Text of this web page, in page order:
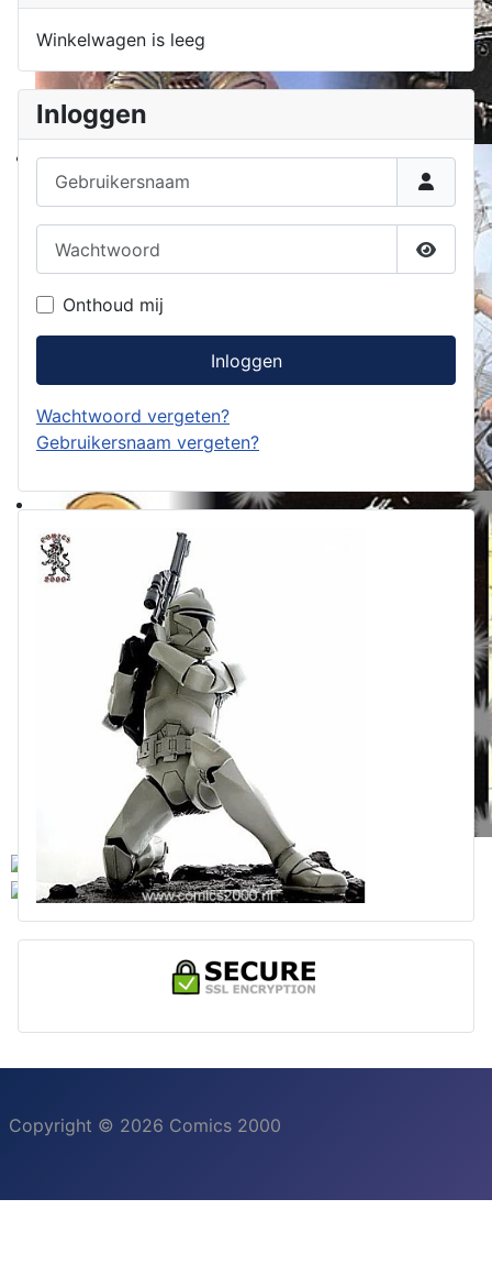
Winkelwagen is leeg
Inloggen
Toon
Onthoud mij
Inloggen
Wachtwoord vergeten?
Gebruikersnaam vergeten?
Copyright © 2026 Comics 2000